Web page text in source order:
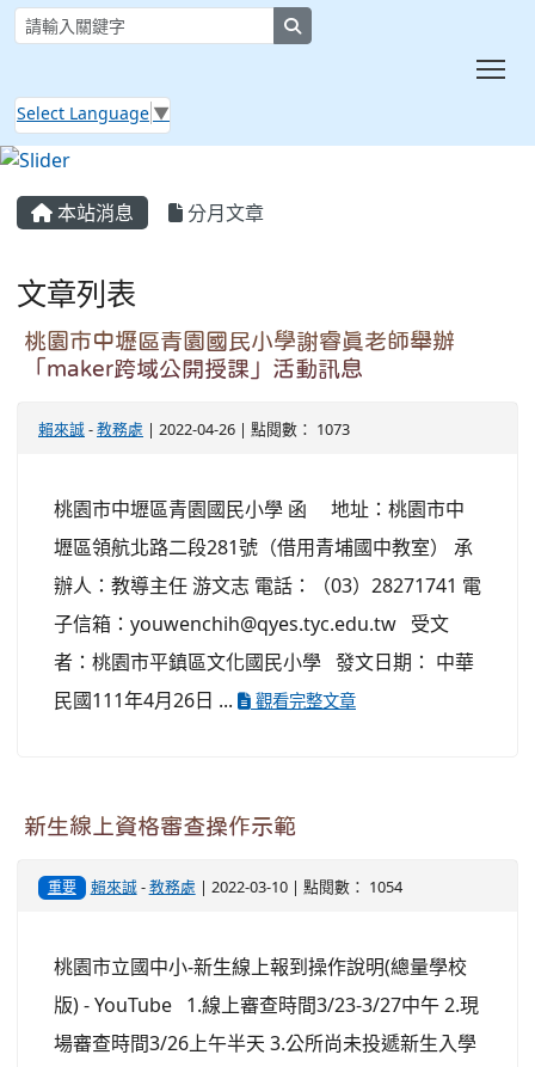
Select Language ▼
本站消息 分月文章
文章列表
桃園市中壢區青園國民小學謝睿真老師舉辦
「maker跨域公開授課」活動訊息
賴來誠-教務處 | 2022-04-26 | 點閱數： 1073
桃園市中壢區青園國民小學 函 地址：桃園市中
壢區領航北路二段281號（借用青埔國中教室） 承
辦人：教導主任 游文志 電話：（03）28271741 電
子信箱：youwenchih@qyes.tyc.edu.tw 受文
者：桃園市平鎮區文化國民小學 發文日期： 中華
民國111年4月26日 ...
觀看完整文章
新生線上資格審查操作示範
重要 賴來誠-教務處 | 2022-03-10 | 點閱數： 1054
桃園市立國中小-新生線上報到操作說明(總量學校
版) - YouTube 1.線上審查時間3/23-3/27中午 2.現
場審查時間3/26上午半天 3.公所尚未投遞新生入學